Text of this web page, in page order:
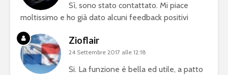
Sì, sono stato contattato. Mi piace
moltissimo e ho già dato alcuni feedback positivi
Zioflair
24 Settembre 2017 alle 12:18
Si. La funzione è bella ed utile, a patto